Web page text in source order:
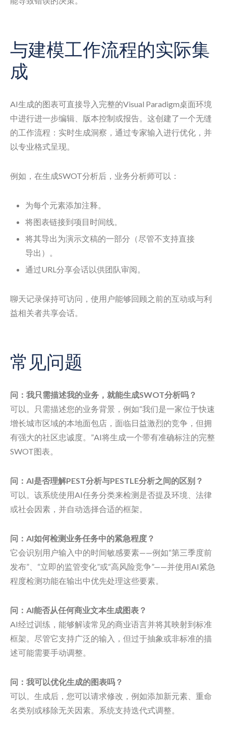
与建模工作流程的实际集
成
AI生成的图表可直接导入完整的Visual Paradigm桌面环境
中进行进一步编辑、版本控制或报告。这创建了一个无缝
的工作流程：实时生成洞察，通过专家输入进行优化，并
以专业格式呈现。
例如，在生成SWOT分析后，业务分析师可以：
为每个元素添加注释。
将图表链接到项目时间线。
将其导出为演示文稿的一部分（尽管不支持直接
导出）。
通过URL分享会话以供团队审阅。
聊天记录保持可访问，使用户能够回顾之前的互动或与利
益相关者共享会话。
常见问题
问：我只需描述我的业务，就能生成SWOT分析吗？
可以。只需描述您的业务背景，例如“我们是一家位于快速
增长城市区域的本地面包店，面临日益激烈的竞争，但拥
有强大的社区忠诚度。”AI将生成一个带有准确标注的完整
SWOT图表。
问：AI是否理解PEST分析与PESTLE分析之间的区别？
可以。该系统使用AI任务分类来检测是否提及环境、法律
或社会因素，并自动选择合适的框架。
问：AI如何检测业务任务中的紧急程度？
它会识别用户输入中的时间敏感要素——例如“第三季度前
发布”、“立即的监管变化”或“高风险竞争”——并使用AI紧急
程度检测功能在输出中优先处理这些要素。
问：AI能否从任何商业文本生成图表？
AI经过训练，能够解读常见的商业语言并将其映射到标准
框架。尽管它支持广泛的输入，但过于抽象或非标准的描
述可能需要手动调整。
问：我可以优化生成的图表吗？
可以。生成后，您可以请求修改，例如添加新元素、重命
名类别或移除无关因素。系统支持迭代式调整。